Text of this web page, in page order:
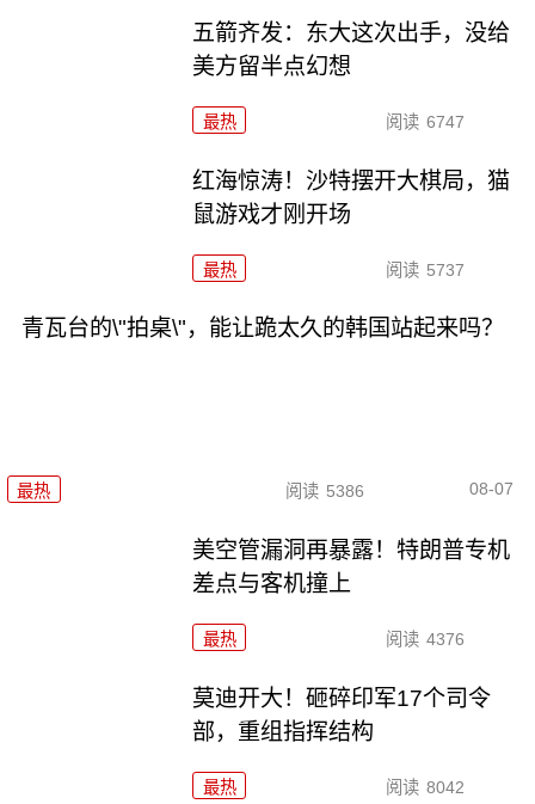
五箭齐发：东大这次出手，没给
美方留半点幻想
最热 阅读 6747
红海惊涛！沙特摆开大棋局，猫
鼠游戏才刚开场
最热 阅读 5737
青瓦台的\"拍桌\"，能让跪太久的韩国站起来吗？
最热 阅读 5386 08-07
美空管漏洞再暴露！特朗普专机
差点与客机撞上
最热 阅读 4376
莫迪开大！砸碎印军17个司令
部，重组指挥结构
最热 阅读 8042